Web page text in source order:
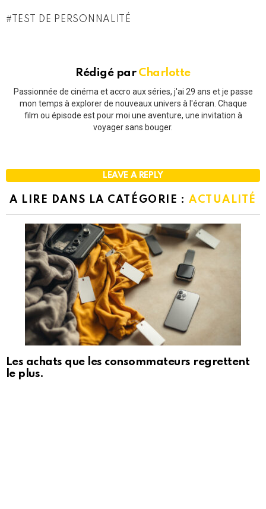
TEST DE PERSONNALITÉ
Rédigé par Charlotte
Passionnée de cinéma et accro aux séries, j'ai 29 ans et je passe
mon temps à explorer de nouveaux univers à l'écran. Chaque
film ou épisode est pour moi une aventure, une invitation à
voyager sans bouger.
LEAVE A REPLY
A LIRE DANS LA CATÉGORIE : ACTUALITÉ
Les achats que les consommateurs regrettent
le plus.